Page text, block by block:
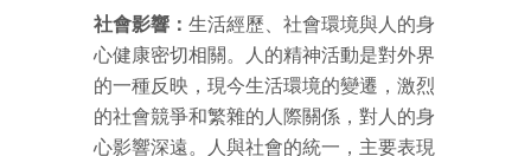
社會影響： 生活經歷、社會環境與人的身
心健康密切相關。人的精神活動是對外界
的一種反映，現今生活環境的變遷，激烈
的社會競爭和繁雜的人際關係，對人的身
心影響深遠。人與社會的統一，主要表現